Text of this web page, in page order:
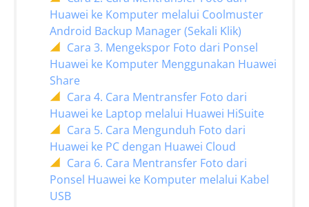
Huawei ke Komputer melalui Coolmuster
Android Backup Manager (Sekali Klik)
Cara 3. Mengekspor Foto dari Ponsel
Huawei ke Komputer Menggunakan Huawei
Share
Cara 4. Cara Mentransfer Foto dari
Huawei ke Laptop melalui Huawei HiSuite
Cara 5. Cara Mengunduh Foto dari
Huawei ke PC dengan Huawei Cloud
Cara 6. Cara Mentransfer Foto dari
Ponsel Huawei ke Komputer melalui Kabel
USB